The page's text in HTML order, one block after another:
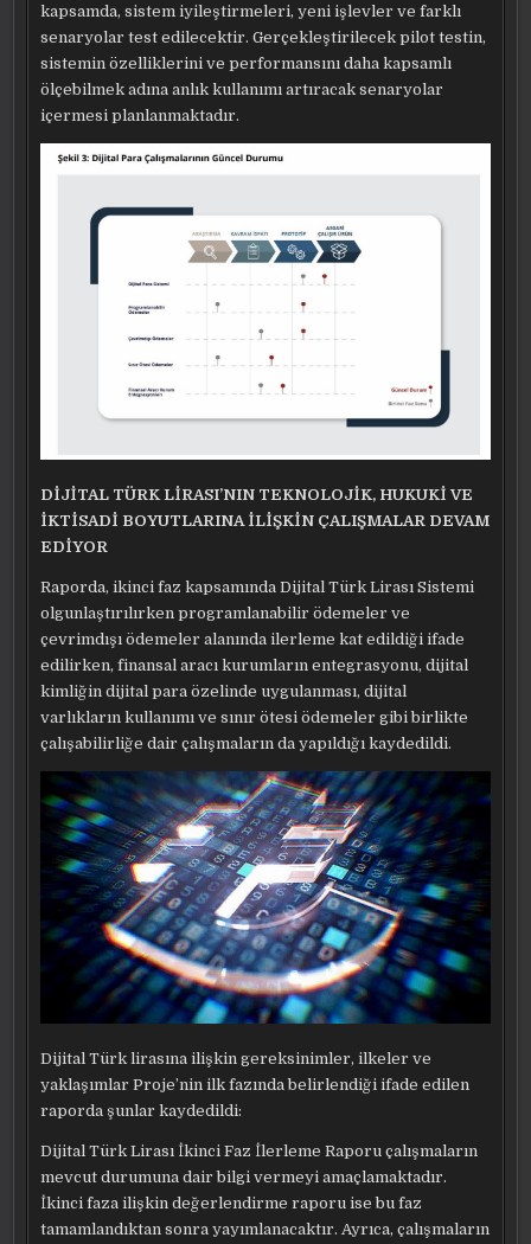
kapsamda, sistem iyileştirmeleri, yeni işlevler ve farklı
senaryolar test edilecektir. Gerçekleştirilecek pilot testin,
sistemin özelliklerini ve performansını daha kapsamlı
ölçebilmek adına anlık kullanımı artıracak senaryolar
içermesi planlanmaktadır.
DİJİTAL TÜRK LİRASI’NIN TEKNOLOJİK, HUKUKİ VE
İKTİSADİ BOYUTLARINA İLİŞKİN ÇALIŞMALAR DEVAM
EDİYOR
Raporda, ikinci faz kapsamında Dijital Türk Lirası Sistemi
olgunlaştırılırken programlanabilir ödemeler ve
çevrimdışı ödemeler alanında ilerleme kat edildiği ifade
edilirken, finansal aracı kurumların entegrasyonu, dijital
kimliğin dijital para özelinde uygulanması, dijital
varlıkların kullanımı ve sınır ötesi ödemeler gibi birlikte
çalışabilirliğe dair çalışmaların da yapıldığı kaydedildi.
Dijital Türk lirasına ilişkin gereksinimler, ilkeler ve
yaklaşımlar Proje’nin ilk fazında belirlendiği ifade edilen
raporda şunlar kaydedildi:
Dijital Türk Lirası İkinci Faz İlerleme Raporu çalışmaların
mevcut durumuna dair bilgi vermeyi amaçlamaktadır.
İkinci faza ilişkin değerlendirme raporu ise bu faz
tamamlandıktan sonra yayımlanacaktır. Ayrıca, çalışmaların